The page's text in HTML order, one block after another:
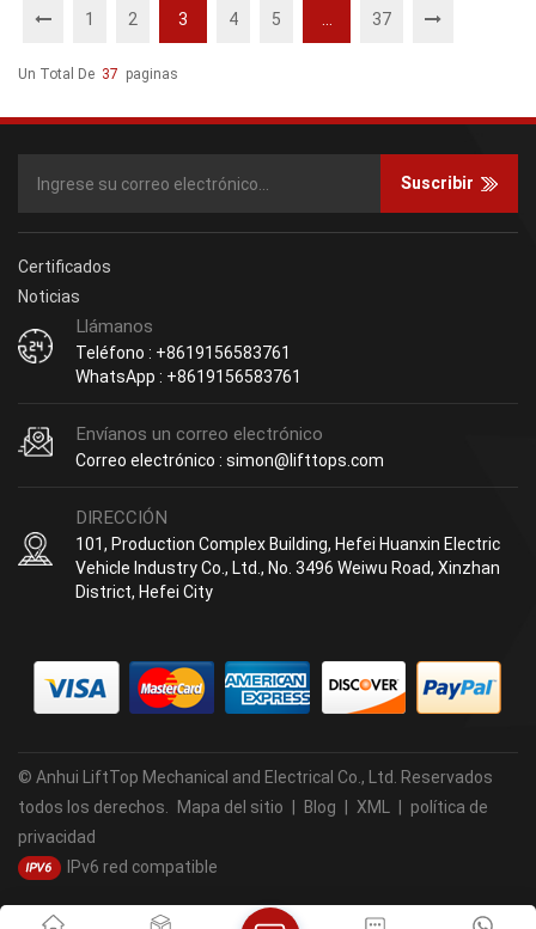
1 2 3 4 5 ... 37
Un Total De 37 Paginas
Suscribir
Certificados
Noticias
Llámanos
Teléfono : +8619156583761
WhatsApp : +8619156583761
Envíanos un correo electrónico
Correo electrónico : simon@lifttops.com
DIRECCIÓN
101, Production Complex Building, Hefei Huanxin Electric
Vehicle Industry Co., Ltd., No. 3496 Weiwu Road, Xinzhan
District, Hefei City
© Anhui LiftTop Mechanical and Electrical Co., Ltd. Reservados
todos los derechos.
Mapa del sitio Blog XML
política de
privacidad
IPv6 red compatible